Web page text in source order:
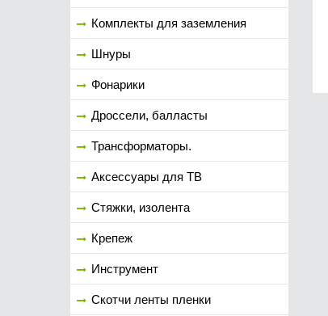
Комплекты для заземления
Шнуры
Фонарики
Дроссели, балласты
Трансформаторы.
Аксессуары для ТВ
Стяжки, изолента
Крепеж
Инструмент
Скотчи ленты пленки